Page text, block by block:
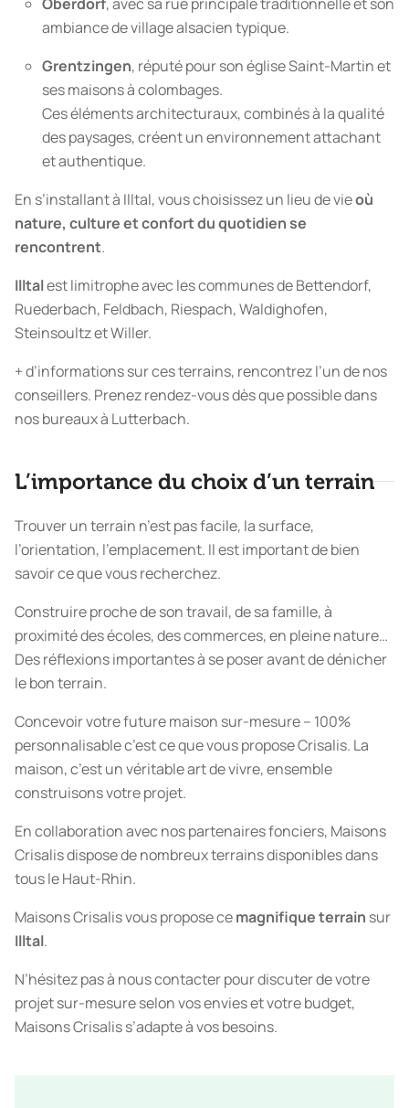
ambiance de village alsacien typique.
Grentzingen, réputé pour son église Saint-Martin et
ses maisons à colombages.
Ces éléments architecturaux, combinés à la qualité
des paysages, créent un environnement attachant
et authentique.
En s’installant à Illtal, vous choisissez un lieu de vieoù
nature, culture et confort du quotidien se
rencontrent.
Illtalest limitrophe avec les communes de Bettendorf,
Ruederbach, Feldbach, Riespach, Waldighofen,
Steinsoultz et Willer.
+ d’informationssur ces terrains, rencontrez l’un de nos
conseillers. Prenez rendez-vous dès que possible dans
nos bureaux à Lutterbach.
L’importance du choix d’un terrain
Trouver un terrain n’est pas facile, la surface,
l’orientation, l’emplacement. Il est important de bien
savoir ce que vous recherchez.
Construire proche de son travail, de sa famille, à
proximité des écoles, des commerces, en pleine nature…
Des réflexions importantes à se poser avant de dénicher
le bon terrain.
Concevoir votre future maison sur-mesure – 100%
personnalisable c’est ce que vous propose Crisalis. La
maison, c’est un véritable art de vivre, ensemble
construisons votre projet.
En collaboration avec nos partenaires fonciers, Maisons
Crisalis dispose de nombreux terrains disponibles dans
tous le Haut-Rhin.
Maisons Crisalis vous propose cemagnifique terrain sur
Illtal.
N’hésitez pas à nous contacter pour discuter de votre
projet sur-mesure selon vos envies et votre budget,
Maisons Crisalis s’adapte à vos besoins.